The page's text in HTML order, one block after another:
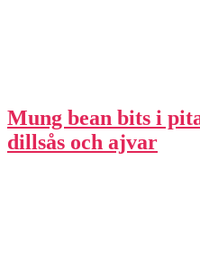
Mung bean bits i
dillsås och ajvar